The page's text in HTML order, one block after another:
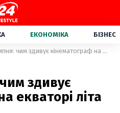
ЕКОНОМІКА БІЗНЕС
Фільми липня: чим здивує кінематограф на екваторі літа
здивує
екваторі літа